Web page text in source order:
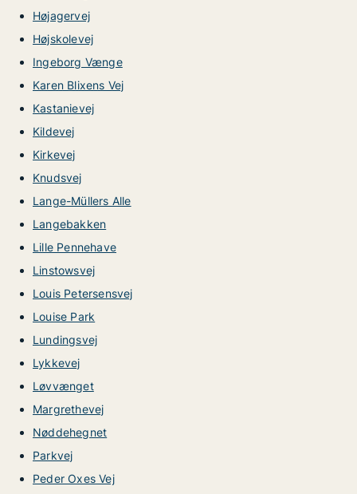
Højagervej
Højskolevej
Ingeborg Vænge
Karen Blixens Vej
Kastanievej
Kildevej
Kirkevej
Knudsvej
Lange-Müllers Alle
Langebakken
Lille Pennehave
Linstowsvej
Louis Petersensvej
Louise Park
Lundingsvej
Lykkevej
Løvvænget
Margrethevej
Nøddehegnet
Parkvej
Peder Oxes Vej